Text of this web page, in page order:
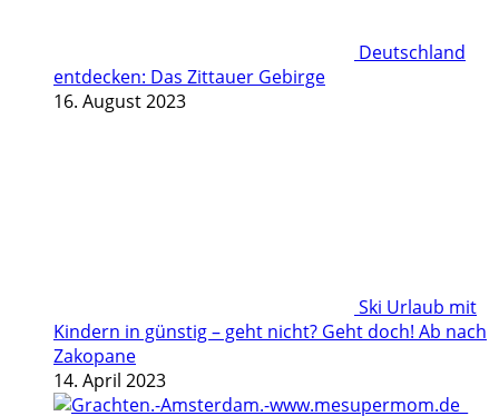
Deutschland
entdecken: Das Zittauer Gebirge
16. August 2023
Ski Urlaub mit
Kindern in günstig – geht nicht? Geht doch! Ab nach
Zakopane
14. April 2023